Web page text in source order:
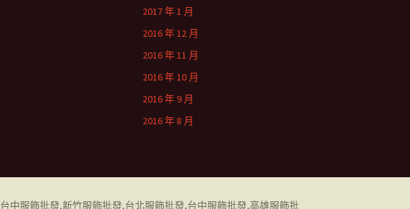
2017 年 1 月
2016 年 12 月
2016 年 11 月
2016 年 10 月
2016 年 9 月
2016 年 8 月
台中服飾批發,新竹服飾批發,台北服飾批發,台中服飾批發,高雄服飾批